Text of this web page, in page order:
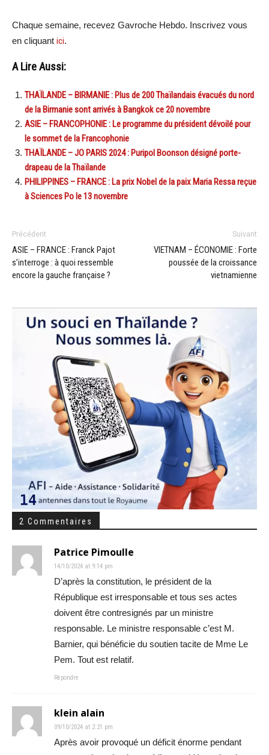
Chaque semaine, recevez Gavroche Hebdo. Inscrivez vous
en cliquant ici.
A Lire Aussi:
THAÏLANDE – BIRMANIE : Plus de 200 Thaïlandais évacués du nord
de la Birmanie sont arrivés à Bangkok ce 20 novembre
ASIE – FRANCOPHONIE : Le programme du président dévoilé pour
le sommet de la Francophonie
THAÏLANDE – JO PARIS 2024 : Puripol Boonson désigné porte-
drapeau de la Thaïlande
PHILIPPINES – FRANCE : La prix Nobel de la paix Maria Ressa reçue
à Sciences Po le 13 novembre
Précédent
ASIE – FRANCE : Franck Pajot
s’interroge : à quoi ressemble
encore la gauche française ?
Suivant
VIETNAM – ÉCONOMIE : Forte
poussée de la croissance
vietnamienne
2 Commentaires
Patrice Pimoulle
14/10/2024 at 9:14 pm
D’après la constitution, le président de la
République est irresponsable et tous ses actes
doivent être contresignés par un ministre
responsable. Le ministre responsable c’est M.
Barnier, qui bénéficie du soutien tacite de Mme Le
Pem. Tout est relatif.
Répondre
klein alain
09/10/2024 at 2:21 pm
Après avoir provoqué un déficit énorme pendant